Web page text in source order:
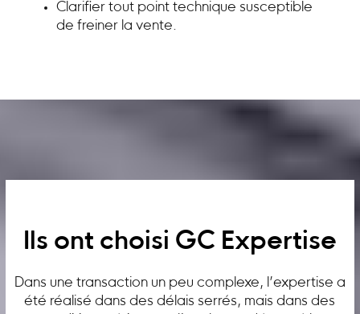
Clarifier tout point technique susceptible
de freiner la vente.
Ils ont choisi GC Expertise
Dans une transaction un peu complexe, l’expertise a
été réalisé dans des délais serrés, mais dans des